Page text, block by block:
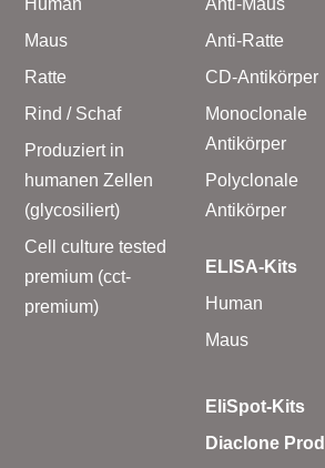
Maus
Ratte
Rind / Schaf
Produziert in
humanen Zellen
(glycosiliert)
Cell culture tested
premium (cct-
premium)
Anti-Ratte
CD-Antikörper
Monoclonale
Antikörper
Polyclonale
Antikörper
ELISA-Kits
Human
Maus
EliSpot-Kits
Diaclone